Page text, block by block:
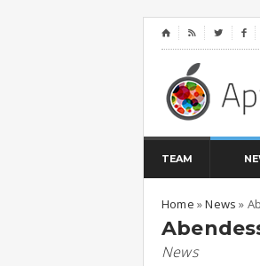
⌂   
TEAM
Home »News »
News